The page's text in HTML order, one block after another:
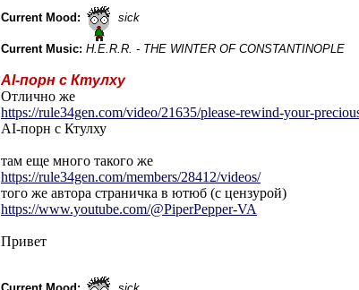
Current Mood: sick
Current Music: H.E.R.R. - THE WINTER OF CONSTANTINOPLE
AI-порн с Ктулху
Отлично же
https://rule34gen.com/video/21635/please-rewind-your-
AI-порн с Ктулху
там еще много такого же
https://rule34gen.com/members/28412/videos/
того же автора страничка в ютюб (с цензурой)
https://www.youtube.com/@PiperPepper-VA
Привет